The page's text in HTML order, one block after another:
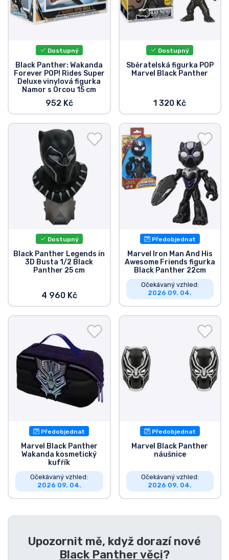
Dostupný
Black Panther: Wakanda
Forever POP! Rides Super
Deluxe vinylová figurka
Namor s Orcou 15 cm
952 Kč
Dostupný
Sběratelská figurka POP
Marvel Black Panther
1 320 Kč
Dostupný
Black Panther Legends in
3D Busta 1/2 Black
Panther 25 cm
4 960 Kč
Předobjednat
Marvel Iron Man And His
Awesome Friends figurka
Black Panther 22cm
Očekávaný vzhled:
2026 09. 04.
Předobjednat
Marvel Black Panther
Wakanda kosmetický
kufřík
Očekávaný vzhled:
2026 09. 04.
Předobjednat
Marvel Black Panther
náušnice
Očekávaný vzhled:
2026 09. 04.
Upozornit mě, když dorazí nové
Black Panther věci?